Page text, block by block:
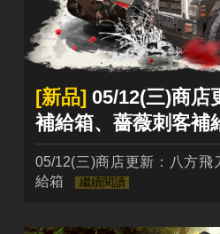
[新品] 05/12(三)商店
補給箱、薔薇刺客補
05/12(三)商店更新：八方飛
給箱
繼續閱讀